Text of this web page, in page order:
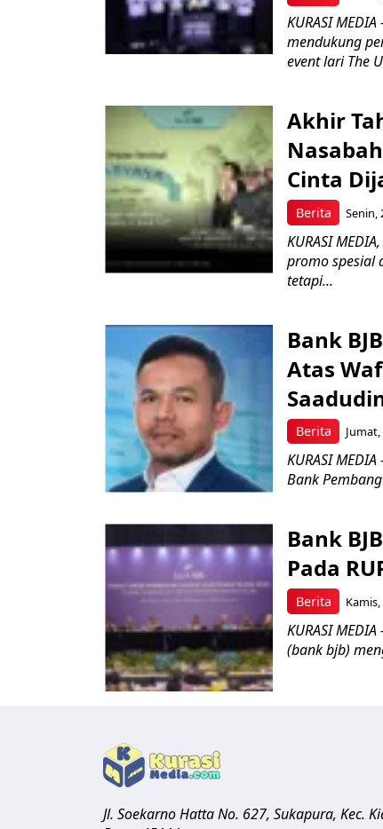
KURASI
mendukung
event lari The
Berita
Akhir
Cinta
Senin,
KURASI
promo spesial
tetapi...
Berita
Bank
Atas
KURASI
Bank
Berita
Bank
Pada
Kamis,
KURASI
(bank bjb)
Jl. Soekarno Hatta No. 627, Sukapura, Kec.